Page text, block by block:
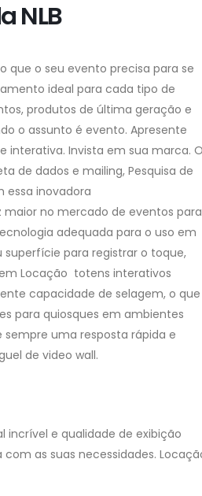
NLB
o seu evento precisa para se
ideal para cada tipo de
produtos de última geração e
o assunto é evento. Apresente
interativa. Invista em sua marca. O
de dados e mailing, Pesquisa de
essa inovadora
no mercado de eventos para
adequada para o uso em
para registrar o toque,
Locação totens interativos
capacidade de selagem, o que
para quiosques em ambientes
uma resposta rápida e
de video wall.
incrível e qualidade de exibição
as suas necessidades.